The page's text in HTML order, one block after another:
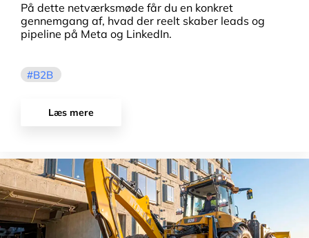
På dette netværksmøde får du en konkret
gennemgang af, hvad der reelt skaber leads og
pipeline på Meta og LinkedIn.
B2B
Læs mere